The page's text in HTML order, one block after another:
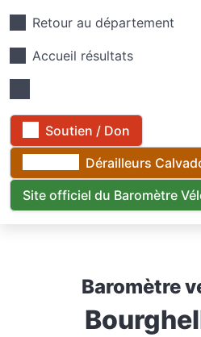
Retour au département
Accueil résultats
Soutien / Don
Dérailleurs
Site officiel du Baromètre
Baromètre